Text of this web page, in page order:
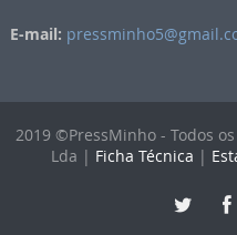
E-mail:
2019 ©PressMinho - Todos
Lda | Ficha Técnica |